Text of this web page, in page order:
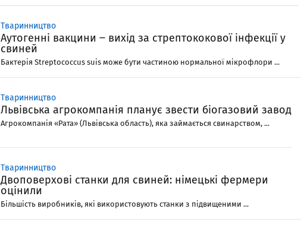
Тваринництво
Аутогенні вакцини ‒ вихід за стрептококової інфекції у
свиней
Бактерія Streptococcus suis може бути частиною нормальної мікрофлори ...
Тваринництво
Львівська агрокомпанія планує звести біогазовий завод
Агрокомпанія «Рата» (Львівська область), яка займається свинарством, ...
Тваринництво
Двоповерхові станки для свиней: німецькі фермери
оцінили
Більшість виробників, які використовують станки з підвищеними ...